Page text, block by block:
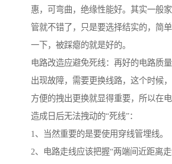
惠，可弯曲，绝缘性能好。其实一般
管就不错了，只是要选择结实的，简
一下，被踩瘪的就是好的。
电路改造应避免死线：再好的电路质
出现故障，需要更换线路，这个时候
方便的拽出更换就显得重要，所以在
造成日后无法拽动的“死线”：
1、当然重要的是要使用穿线管埋线。
2、电路走线应该把握“两端间近距离